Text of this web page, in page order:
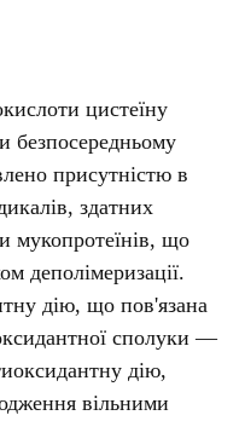
цистеїну
безпосередньому
присутністю в
здатних
мукопротеїнів, що
деполімеризації.
дію, що пов'язана
сполуки —
дію,
вільними